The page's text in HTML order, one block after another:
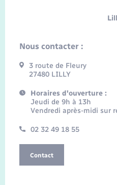
Nous contacter :
3 route de Fleury
27480 LILLY
Horaires d'ouverture :
Jeudi de 9h à 13h
Vendredi après-midi sur
02 32 49 18 55
Contact